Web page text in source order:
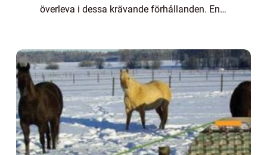
överleva i dessa krävande förhållanden. En